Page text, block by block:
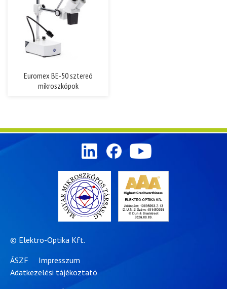
Euromex BE-50 sztereó
mikroszkópok
© Elektro-Optika Kft.
ÁSZF
Impresszum
Adatkezelési tájékoztató